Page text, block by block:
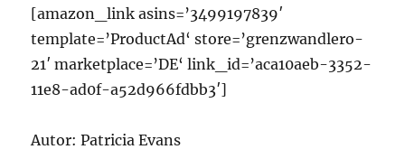
[amazon_link asins=’3499197839′
template=’ProductAd‘ store=’grenzwandlero-
21′ marketplace=’DE‘ link_id=’aca10aeb-3352-
11e8-ad0f-a52d966fdbb3′]
Autor: Patricia Evans